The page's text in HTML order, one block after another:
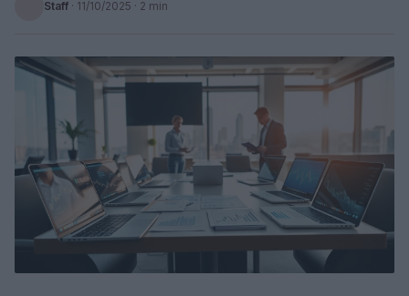
Staff · 11/10/2025 · 2 min